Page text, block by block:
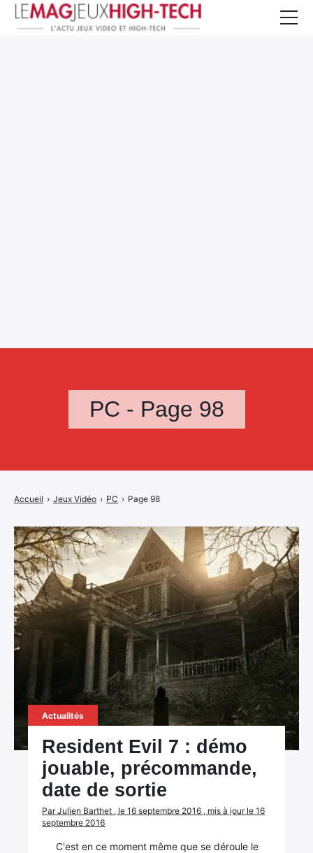
PC - Page 98
Accueil › Jeux Vidéo › PC › Page 98
Actualités
Resident Evil 7 : démo
jouable, précommande,
date de sortie
Par Julien Barthet , le 16 septembre 2016 , mis à jour le 16
septembre 2016
C'est en ce moment même que se déroule le